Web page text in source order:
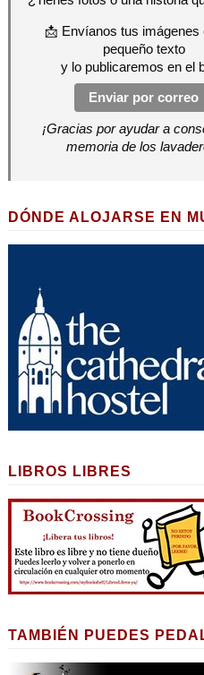
📩 Envíanos tus imágenes
pequeño texto
y lo publicaremos en el
Enviar por correo
¡Gracias por ayudar a
memoria de los
DÓNDE ALOJARSE EN
LIBROS LIBRES
TAMBIÉN PUEDES